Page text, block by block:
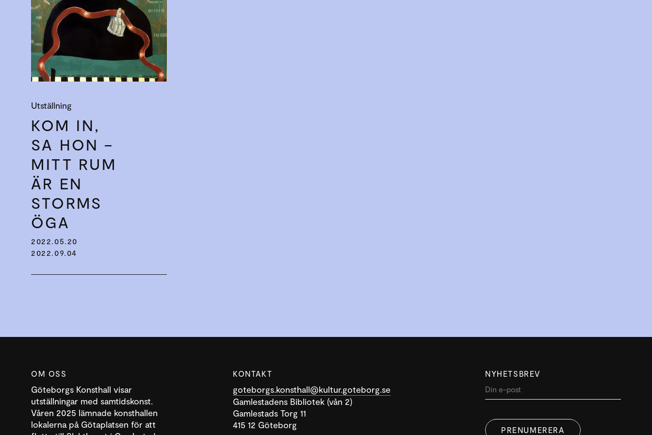
Utställning
KOM IN,
SA HON –
MITT RUM
ÄR EN
STORMS
ÖGA
2022.05.20
2022.09.04
OM OSS
Göteborgs Konsthall visar
utställningar med samtidskonst.
Våren 2025 lämnade konsthallen
lokalerna på Götaplatsen för att
KONTAKT
goteborgs.konsthall@kultur.goteborg.se
Gamlestadens Bibliotek (vån 2)
Gamlestads Torg 11
415 12 Göteborg
NYHETSBREV
PRENUMERERA